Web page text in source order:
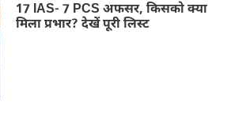
17 IAS- 7 PCS अफसर, किसको क्या
मिला प्रभार? देखें पूरी लिस्ट